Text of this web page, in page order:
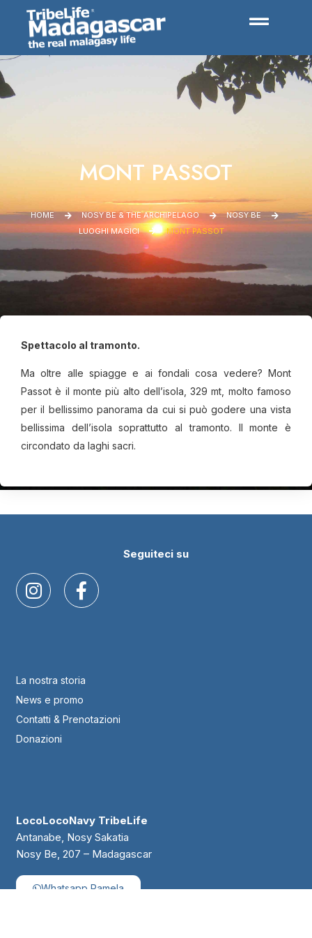
MONT PASSOT
HOME NOSY BE & THE ARCHIPELAGO
NOSY BE
LUOGHI MAGICI
MONT PASSOT
Spettacolo al tramonto.
Ma oltre alle spiagge e ai fondali cosa vedere? Mont
Passot è il monte più alto dell’isola, 329 mt, molto famoso
per il bellissimo panorama da cui si può godere una vista
bellissima dell’isola soprattutto al tramonto. Il monte è
circondato da laghi sacri.
LocoLocoNavy TribeLife
Antanabe, Nosy Sakatia
Nosy Be, 207 – Madagascar
Whatsapp Pamela
La nostra storia
News e promo
Contatti & Prenotazioni
Donazioni
Seguiteci su